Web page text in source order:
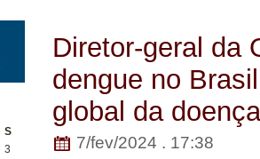
S
3
Diretor-geral da
dengue no
global da doença
7/fev/2024 . 17:38